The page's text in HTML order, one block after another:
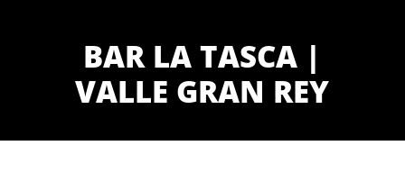
BAR LA TASCA |
VALLE GRAN REY